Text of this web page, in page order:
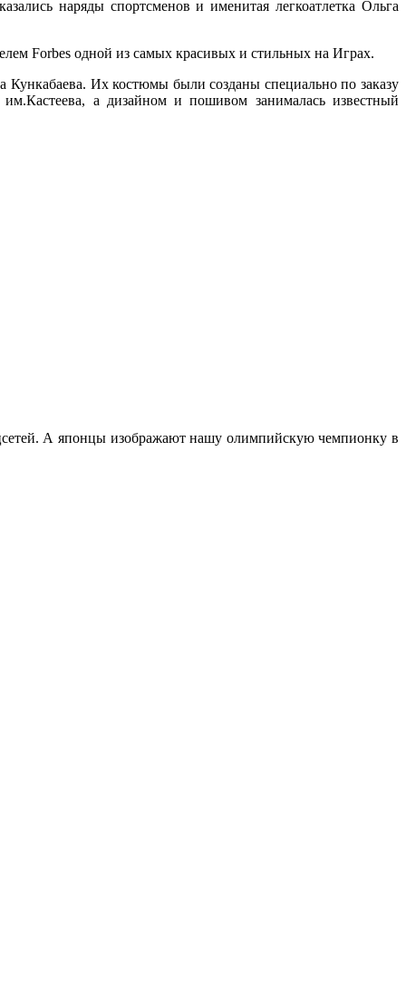
наряды спортсменов и именитаялегкоатлетка Ольга
Forbes одной из самых красивых и стильных на Играх.
Их костюмы были созданы специально по заказу
а дизайном и пошивом занималась известный
А японцы изображают нашу олимпийскую чемпионку в